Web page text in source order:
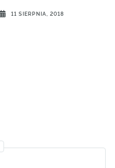
11 SIERPNIA, 2018